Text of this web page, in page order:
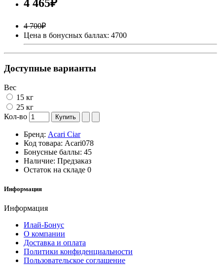
4 465₽
4 700₽
Цена в бонусных баллах: 4700
Доступные варианты
Вес
15 кг
25 кг
Кол-во
Купить
Бренд: Acari Ciar
Код товара: Acari078
Бонусные баллы: 45
Наличие: Предзаказ
Остаток на складе 0
Информация
Информация
Илай-Бонус
О компании
Доставка и оплата
Политики конфиденциальности
Пользовательское соглашение